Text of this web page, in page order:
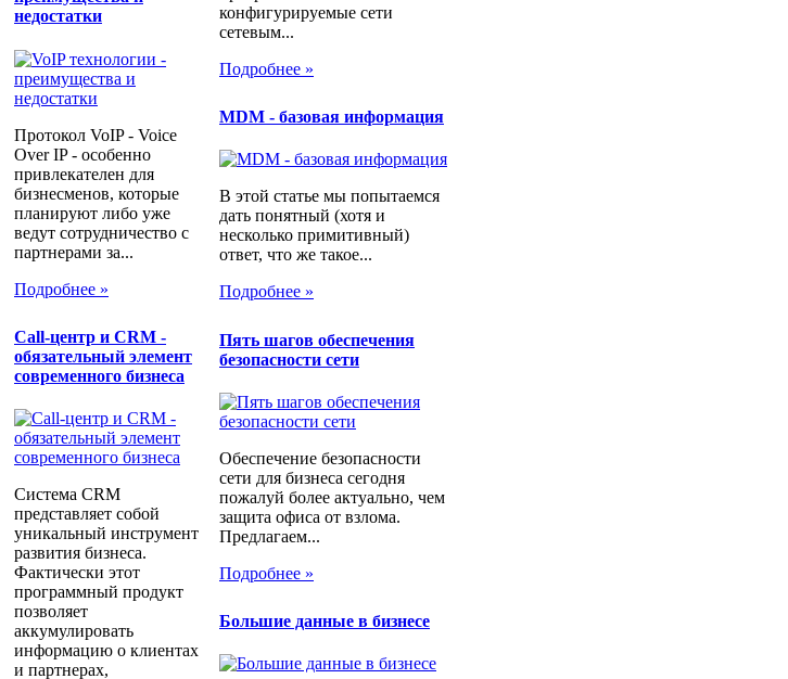
недостатки
Протокол VoIP - Voice
Over IP - особенно
привлекателен для
бизнесменов, которые
планируют либо уже
ведут сотрудничество с
партнерами за...
Подробнее »
Call-центр и CRM -
обязательный элемент
современного бизнеса
Система CRM
представляет собой
уникальный инструмент
развития бизнеса.
Фактически этот
программный продукт
позволяет
аккумулировать
информацию о клиентах
и партнерах,
конфигурируемые сети
сетевым...
Подробнее »
MDM - базовая информация
В этой статье мы попытаемся
дать понятный (хотя и
несколько примитивный)
ответ, что же такое...
Подробнее »
Пять шагов обеспечения
безопасности сети
Обеспечение безопасности
сети для бизнеса сегодня
пожалуй более актуально, чем
защита офиса от взлома.
Предлагаем...
Подробнее »
Большие данные в бизнесе